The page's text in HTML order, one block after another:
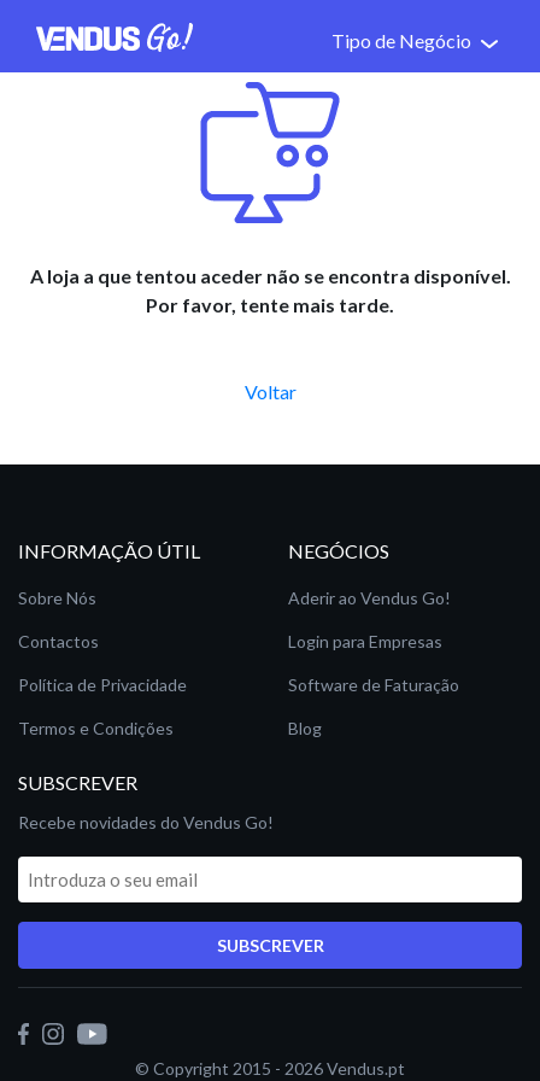
Tipo de Negócio
A loja a que tentou aceder não se encontra disponível.
Por favor, tente mais tarde.
Voltar
INFORMAÇÃO ÚTIL
Sobre Nós
Contactos
Política de Privacidade
Termos e Condições
NEGÓCIOS
Aderir ao Vendus Go!
Login para Empresas
Software de Faturação
Blog
SUBSCREVER
Recebe novidades do Vendus Go!
SUBSCREVER
© Copyright 2015 - 2026Vendus.pt